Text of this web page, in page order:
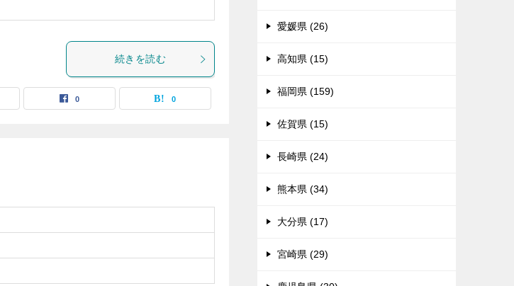
続きを読む
0 0
愛媛県 (26)
高知県 (15)
福岡県 (159)
佐賀県 (15)
長崎県 (24)
熊本県 (34)
大分県 (17)
宮崎県 (29)